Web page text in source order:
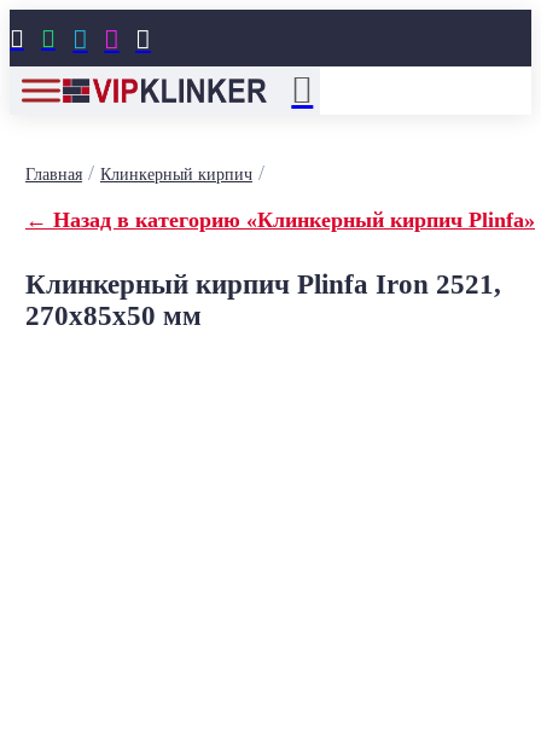
    
Главная/ Клинкерный кирпич/
← Назад в категорию «Клинкерный кирпич Plinfa»
Клинкерный кирпич Plinfa Iron 2521,
270x85x50 мм